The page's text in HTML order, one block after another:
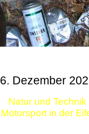
6. Dezember
Natur und Technik
Motorsport in der